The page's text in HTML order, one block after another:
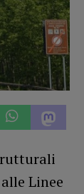
Linee